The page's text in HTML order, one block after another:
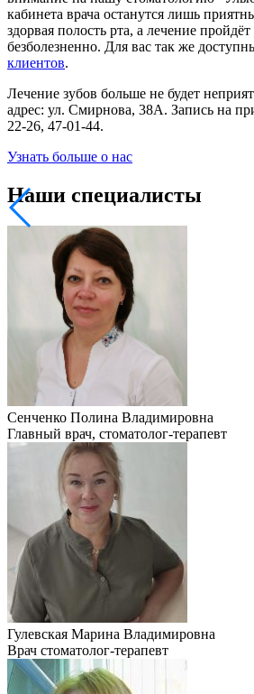
кабинета врача останутся лишь
здорвая полость рта, а лечение
безболезненно. Для вас так же
клиентов.
Лечение зубов больше не будет
адрес: ул. Смирнова, 38А. Запись на
22-26, 47-01-44.
Узнать больше о нас
Наши специалисты
Сенченко Полина Владимировна
Главный врач, стоматолог-терапевт
Гулевская Марина Владимировна
Врач стоматолог-терапевт